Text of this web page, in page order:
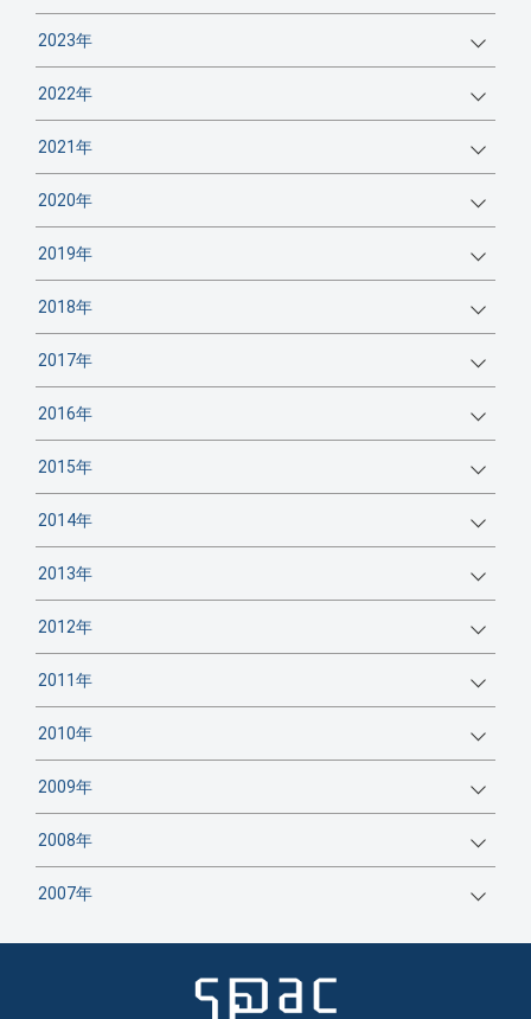
2023年
2022年
2021年
2020年
2019年
2018年
2017年
2016年
2015年
2014年
2013年
2012年
2011年
2010年
2009年
2008年
2007年